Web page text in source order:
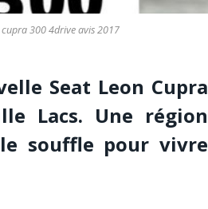
cupra 300 4drive avis 2017
Seat Leon Cupra
Lacs. Une région
souffle pour vivre